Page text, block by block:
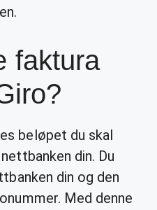
faktura
beløpet du skal
din. Du
din og den
Med denne